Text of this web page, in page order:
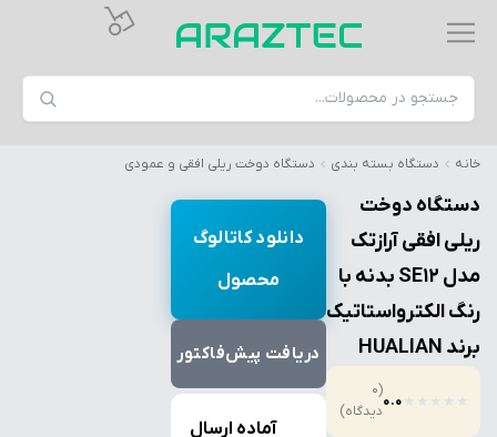
خانه دستگاه بسته بندی دستگاه دوخت ریلی افقی و عمودی
دستگاه دوخت
ریلی افقی آرازتک
مدل SE12 بدنه با
رنگ الکترواستاتیک
برند HUALIAN
0.0
(0
دیدگاه)
آماده ارسال
دانلود کاتالوگ
محصول
دریافت پیش‌فاکتور